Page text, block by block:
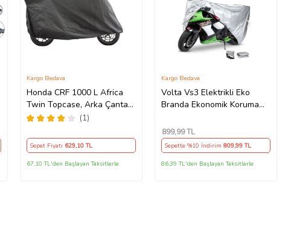
Honda CRF 1000 L Africa
Twin Topcase, Arka Çanta
Uyumlu Motosiklet Branda,
(1)
Kargo Bedava
Sepet Fiyatı 629,10 TL
67,10 TL'den Başlayan Taksitlerle
Volta Vs3 Elektrikli Eko
Branda Ekonomik Koruma
Kargo Bedava
899,99 TL
Sepette %10 İndirim809,99 TL
86,39 TL'den Başlayan Taksitlerle